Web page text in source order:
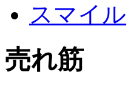
スマイル
売れ筋